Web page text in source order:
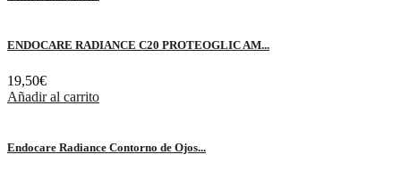
ENDOCARE RADIANCE C20 PROTEOGLIC AM...
19,50€
Añadir al carrito
Endocare Radiance Contorno de Ojos...